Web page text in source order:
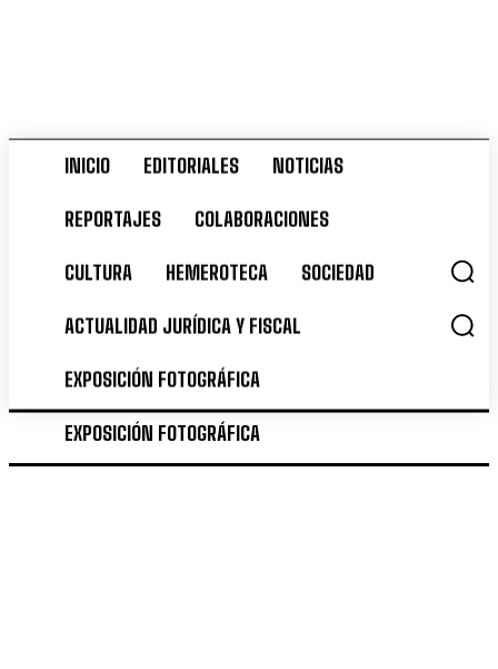
INICIO EDITORIALES NOTICIAS
REPORTAJES COLABORACIONES
CULTURA HEMEROTECA
ACTUALIDAD JURÍDICA Y FISCAL
EXPOSICIÓN FOTOGRÁFICA
INICIO EDITORIALES NOTICIAS
REPORTAJES COLABORACIONES
CULTURA HEMEROTECA SOCIEDAD
ACTUALIDAD JURÍDICA Y FISCAL
EXPOSICIÓN FOTOGRÁFICA